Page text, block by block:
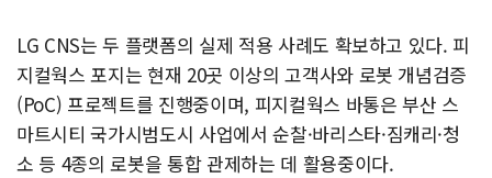
LG CNS는 두 플랫폼의 실제 적용 사례도 확보하고 있다. 피
지컬웍스 포지는 현재 20곳 이상의 고객사와 로봇 개념검증
(PoC) 프로젝트를 진행중이며, 피지컬웍스 바통은 부산 스
마트시티 국가시범도시 사업에서 순찰·바리스타·짐캐리·청
소 등 4종의 로봇을 통합 관제하는 데 활용중이다.